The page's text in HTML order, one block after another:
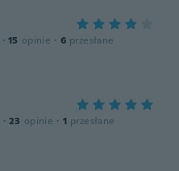
· 15 opinie · 6 przesłane
· 23 opinie · 1 przesłane